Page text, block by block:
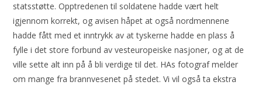
statsstøtte. Opptredenen til soldatene hadde vært helt
igjennom korrekt, og avisen håpet at også nordmennene
hadde fått med et inntrykk av at tyskerne hadde en plass å
fylle i det store forbund av vesteuropeiske nasjoner, og at de
ville sette alt inn på å bli verdige til det. HAs fotograf melder
om mange fra brannvesenet på stedet. Vi vil også ta ekstra